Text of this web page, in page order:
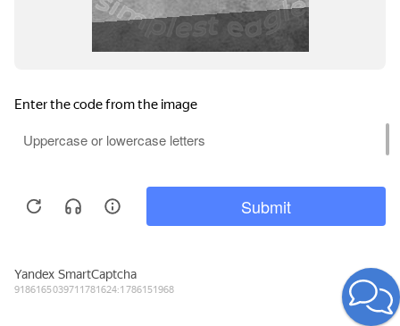
Автомобили в продаже
Авто»